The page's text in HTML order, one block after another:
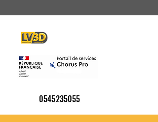
0545235055